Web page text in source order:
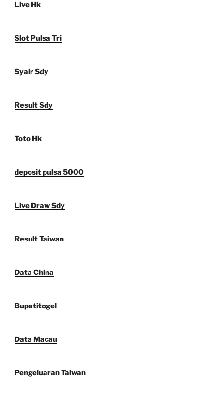
Live Hk
Slot Pulsa Tri
Syair Sdy
Result Sdy
Toto Hk
deposit pulsa 5000
Live Draw Sdy
Result Taiwan
Data China
Bupatitogel
Data Macau
Pengeluaran Taiwan